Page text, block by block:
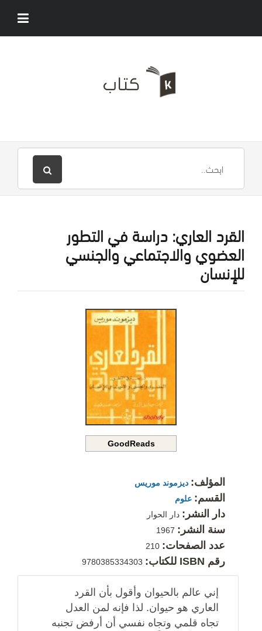
القرد العاري: دراسة في التطور
العضوي والاجتماعي والجنسي
للإنسان
GoodReads
المؤلف: ديزموند موريس
القسم: علوم
دار النشر: دار الحوار
سنة النشر:
عدد الصفحات:
رقم ISBN للكتاب: 9780385334303
إني عالم بالحيوان وأقول بأن القرد
العاري هو حيوان. لذا فإنه لمن العدل
تجاه قلمي وتجاه نفسي أن أرفض تجنبه